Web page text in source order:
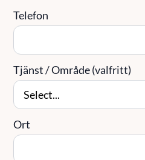
Telefon
Tjänst / Område (valfritt)
Ort